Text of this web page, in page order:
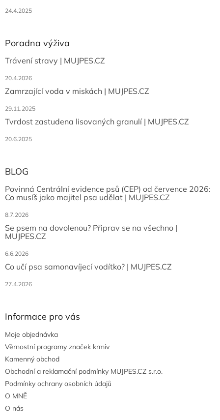
24.4.2025
Poradna výživa
Trávení stravy | MUJPES.CZ
20.4.2026
Zamrzající voda v miskách | MUJPES.CZ
29.11.2025
Tvrdost zastudena lisovaných granulí | MUJPES.CZ
20.6.2025
BLOG
Povinná Centrální evidence psů (CEP) od července 2026:
Co musíš jako majitel psa udělat | MUJPES.CZ
8.7.2026
Se psem na dovolenou? Připrav se na všechno |
MUJPES.CZ
6.6.2026
Co učí psa samonavíjecí vodítko? | MUJPES.CZ
27.4.2026
Informace pro vás
Moje objednávka
Věrnostní programy značek krmiv
Kamenný obchod
Obchodní a reklamační podmínky MUJPES.CZ s.r.o.
Podmínky ochrany osobních údajů
O MNĚ
O nás